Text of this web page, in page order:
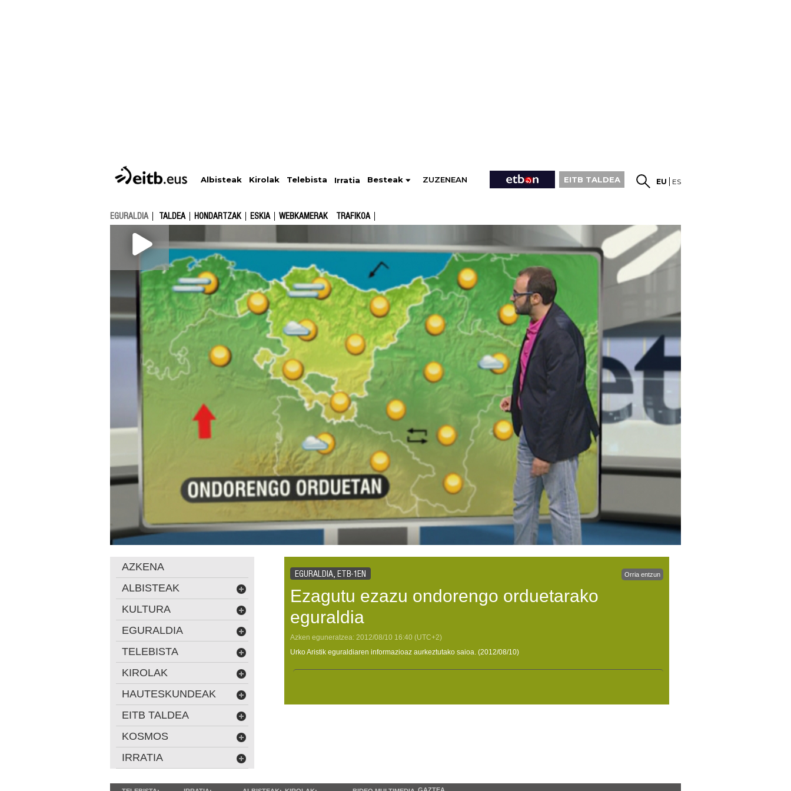
Albisteak Kirolak Telebista Irratia Besteak ZUZENEAN EITB TALDEA EU ES
EGURALDIA TALDEA HONDARTZAK ESKIA WEBKAMERAK TRAFIKOA
EGURALDIA, ETB-1EN Orria entzun
Ezagutu ezazu ondorengo orduetarako
eguraldia
Azken eguneratzea: 2012/08/10 16:40 (UTC+2)
Urko Aristik eguraldiaren informazioaz aurkeztutako saioa. (2012/08/10)
AZKENA
ALBISTEAK
KULTURA
EGURALDIA
TELEBISTA
KIROLAK
HAUTESKUNDEAK
EITB TALDEA
KOSMOS
IRRATIA